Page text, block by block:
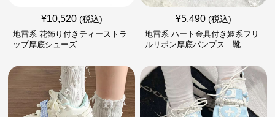
¥10,520 (税込)
地雷系 花飾り付きティーストラ
ップ厚底シューズ
¥5,490 (税込)
地雷系 ハート金具付き姫系フリ
ルリボン厚底パンプス 靴